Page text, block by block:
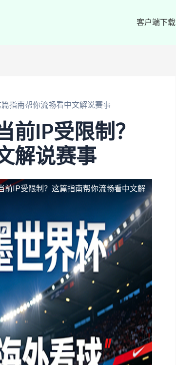
客户端下载
指南帮你流畅看中文解说赛事
前IP受限制？
解说赛事
前IP受限制？这篇指南帮你流畅看中文解